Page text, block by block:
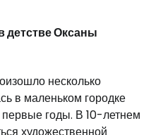
детстве Оксаны
несколько
в маленьком городке
первые годы. В 10-летнем
художественной